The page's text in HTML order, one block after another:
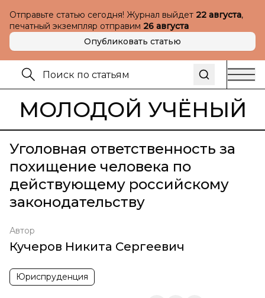
Отправьте статью сегодня! Журнал выйдет 22 августа,
печатный экземпляр отправим 26 августа
Опубликовать статью
МОЛОДОЙ УЧЁНЫЙ
Уголовная ответственность за
похищение человека по
действующему российскому
законодательству
Автор
Кучеров Никита Сергеевич
Юриспруденция